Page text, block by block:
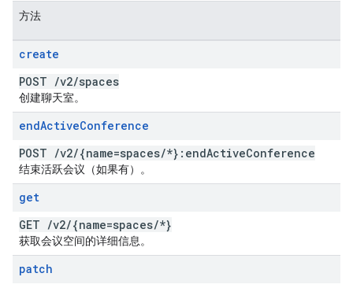
方法
create
POST /v2/spaces
创建聊天室。
endActiveConference
POST /v2/{name=spaces/*}:endActiveConference
结束活跃会议（如果有）。
get
GET /v2/{name=spaces/*}
获取会议空间的详细信息。
patch